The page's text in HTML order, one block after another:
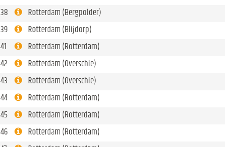
Rotterdam (Bergpolder)
Rotterdam (Blijdorp)
Rotterdam (Rotterdam)
Rotterdam (Overschie)
Rotterdam (Overschie)
Rotterdam (Rotterdam)
Rotterdam (Rotterdam)
Rotterdam (Rotterdam)